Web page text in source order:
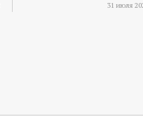
31 июля